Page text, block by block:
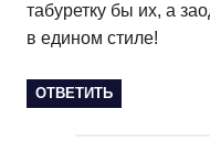
табуретку бы их, а
в едином стиле!
ОТВЕТИТЬ